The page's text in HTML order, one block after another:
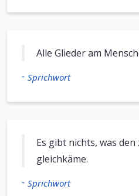
Alle Glieder am
- Sprichwort
Es gibt nichts, was
gleichkäme.
- Sprichwort